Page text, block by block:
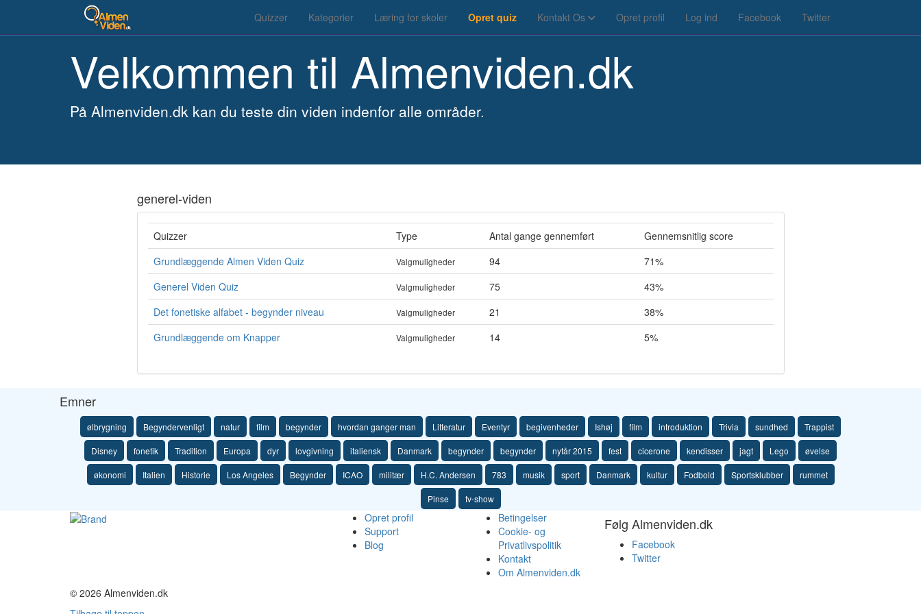
Quizzer Kategorier Læring for skoler Opret quiz Kontakt Os Opret profil Log ind Facebook Twitter
Velkommen til Almenviden.dk
På Almenviden.dk kan du teste din viden indenfor alle områder.
generel-viden
Quizzer Type Antal gange gennemført
Gennemsnitlig score
Grundlæggende Almen Viden Quiz
Valgmuligheder 94
71%
Generel Viden Quiz
Valgmuligheder 75
43%
Det fonetiske alfabet - begynder niveau
Valgmuligheder 21
38%
Grundlæggende om Knapper
Valgmuligheder 14 5%
Emner
ølbrygning Begyndervenligt natur film begynder hvordan ganger man Litteratur Eventyr begivenheder Ishøj film introduktion Trivia sundhed Trappist
Disney fonetik Tradition Europa dyr lovgivning italiensk Danmark begynder begynder nytår 2015 fest cicerone kendisser jagt Lego øvelse
økonomi Italien Historie Los Angeles Begynder ICAO militær H.C. Andersen 783 musik sport Danmark kultur Fodbold Sportsklubber rummet
Pinse tv-show
Opret profil
Support
Blog
Betingelser
Cookie- og
Privatlivspolitik
Kontakt
Om Almenviden.dk
Følg Almenviden.dk
Facebook
Twitter
© 2026 Almenviden.dk